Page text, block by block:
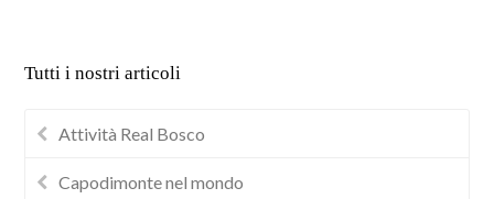
Tutti i nostri articoli
Attività Real Bosco
Capodimonte nel mondo